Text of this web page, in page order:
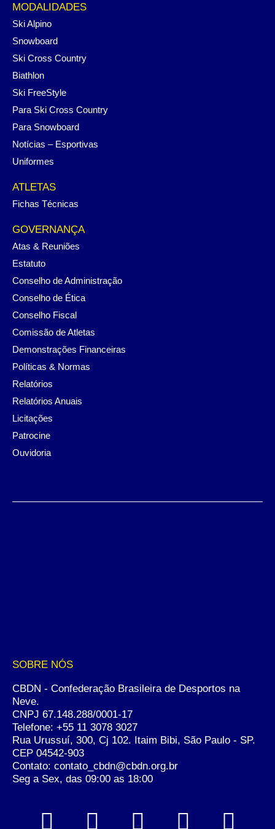
MODALIDADES
Ski Alpino
Snowboard
Ski Cross Country
Biathlon
Ski FreeStyle
Para Ski Cross Country
Para Snowboard
Notícias – Esportivas
Uniformes
ATLETAS
Fichas Técnicas
GOVERNANÇA
Atas & Reuniões
Estatuto
Conselho de Administração
Conselho de Ética
Conselho Fiscal
Comissão de Atletas
Demonstrações Financeiras
Políticas & Normas
Relatórios
Relatórios Anuais
Licitações
Patrocine
Ouvidoria
SOBRE NÓS
CBDN - Confederação Brasileira de Desportos na
Neve.
CNPJ 67.148.288/0001-17
Telefone: +55 11 3078 3027
Rua Urussuí, 300, Cj 102. Itaim Bibi, São Paulo - SP.
CEP 04542-903
Contato: contato_cbdn@cbdn.org.br
Seg a Sex, das 09:00 as 18:00